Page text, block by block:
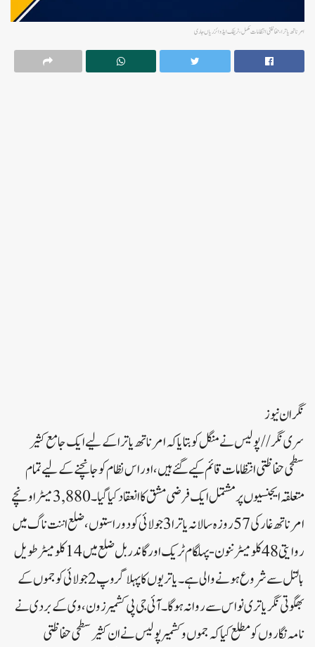
امرناتھ یاترا، حفاظتی انتظامات مکمل، ٹریفک ایڈوائزریاں جاری
نگران نیوز
سری نگر// پولیس نے منگل کو بتایاکہ امرناتھ یاترا کے لیے ایک جامع کثیر
سطحی حفاظتی انتظامات قائم کیے گئے ہیں، اور اس نظام کو جانچنے کے لیے تمام
متعلقہ ایجنسیوں پر مشتمل ایک فرضی مشق کا انعقاد کیا گیا۔3,880 میٹر اونچے
امرناتھ غار کی 57 روزہ سالانہ یاترا 3 جولائی کو دو راستوں، ضلع اننت ناگ میں
روایتی 48 کلومیٹر ننون-پہلگام ٹریک اور گاندربل ضلع میں 14 کلومیٹر طویل
بالتل سے شروع ہونے والی ہے۔ یاتریوں کا پہلا گروپ 2 جولائی کو جموں کے
بھگوتی نگر یاتری نواس سے روانہ ہوگا۔آئی جی پی کشمیر زون، وی کے بردی نے
نامہ نگاروں کو مطلع کیا کہ جموں و کشمیر پولیس نے ان کثیر سطحی حفاظتی